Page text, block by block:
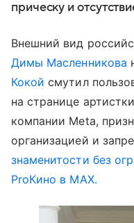
прическу и
Внешний вид
Димы Масленникова
Кокой смутил
на странице
компании Meta,
организацией и
знаменитости без
ProКино в MAX.